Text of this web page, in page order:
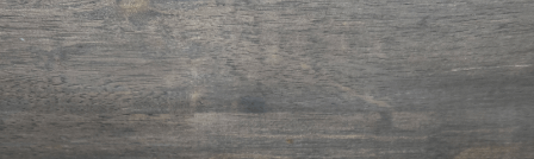
📅 สินค้าอื่นๆ